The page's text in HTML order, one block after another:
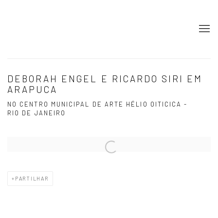
DEBORAH ENGEL E RICARDO SIRI EM
ARAPUCA
NO CENTRO MUNICIPAL DE ARTE HÉLIO OITICICA -
RIO DE JANEIRO
Open a larger version of the following image in a popup:
PARTILHAR